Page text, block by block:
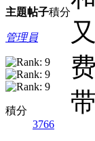
主題帖子積分
管理員
積分
3766